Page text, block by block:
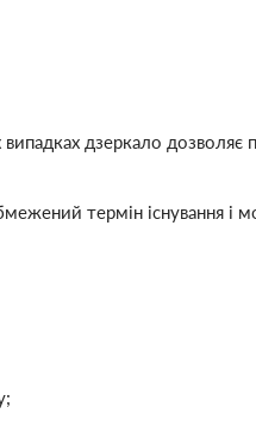
дзеркало
термін існування і